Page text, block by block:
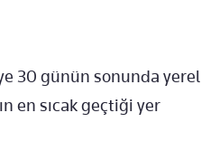
30 günün sonunda yerel
en sıcak geçtiği yer